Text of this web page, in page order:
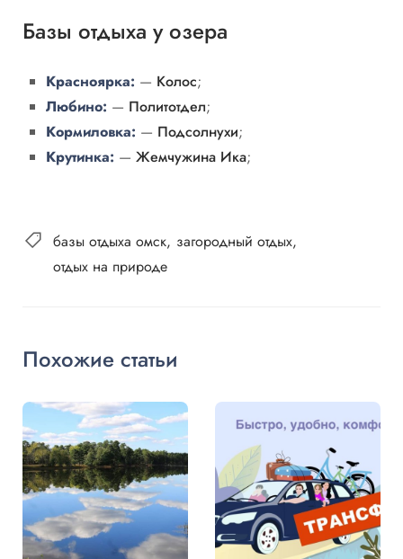
Базы отдыха у озера
Красноярка: — Колос;
Любино: — Политотдел;
Кормиловка: — Подсолнухи;
Крутинка: — Жемчужина Ика;
базы отдыха омск загородный отдых
отдых на природе
Похожие статьи